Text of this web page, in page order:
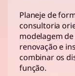
Planeje de
consultoria
modelagem
renovação e
combinar os
função.